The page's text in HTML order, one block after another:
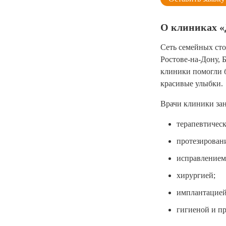
О клиниках
Сеть семейных
Ростове-на-Дону,
клиники помогли
красивые улыбки.
Врачи клиники
хирургией;
гигиеной и